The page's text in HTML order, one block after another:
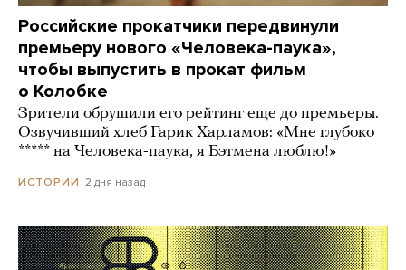
Российские прокатчики передвинули
премьеру нового «Человека-паука»,
чтобы выпустить в прокат фильм
о Колобке
Зрители обрушили его рейтинг еще до премьеры.
Озвучивший хлеб Гарик Харламов: «Мне глубоко
***** на Человека-паука, я Бэтмена люблю!»
ИСТОРИИ 2 дня назад